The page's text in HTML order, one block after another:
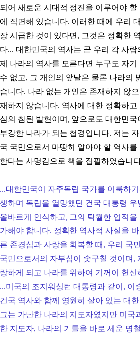
되어 새로운 시대적 정진을 이루어야 할
에 직면해 있습니다. 이러한 때에 우리
장 시급한 것이 있다면, 그것은 정확한
다... 대한민국의 역사는 곧 우리 각 사
제 나라의 역사를 모른다면 누구도 자기
수 없고, 그 개인의 앞날은 물론 나라의
습니다. 나라 없는 개인은 존재하지 않
재하지 않습니다. 역사에 대한 정확하고
심의 참된 발현이며, 앞으로도 대한민
부강한 나라가 되는 첩경입니다. 저는
국 국민으로서 마땅히 알아야 할 역사
한다는 사명감으로 책을 집필하였습니
...대한민국이 자주독립 국가를 이룩하
생하며 독립을 열망했던 건국 대통령 우
올바르게 인식하고, 그의 탁월한 업적을
가해야 합니다. 정확한 역사적 사실을
른 존경심과 사랑을 회복할 때, 우리 국
국민으로서의 자부심이 솟구칠 것이며,
랑하게 되고 나라를 위하여 기꺼이 헌신
...미국의 조지워싱턴 대통령과 같이, 이
건국 역사와 함께 영원히 살아 있는 대
그는 가난한 나라의 지도자였지만 미국
한 지도자, 나라의 기틀을 바로 세운 명